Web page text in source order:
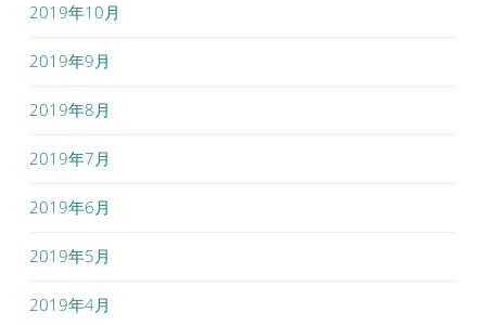
2019年10月
2019年9月
2019年8月
2019年7月
2019年6月
2019年5月
2019年4月